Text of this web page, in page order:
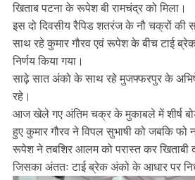
खिताब पटना के रूपेश बी रामचंद्र को मिला।
इस दो दिवसीय रैपिड शतरंज के नौ चक्रों की
साथ रहे कुमार गौरव एवं रूपेश के बीच टाई
निर्णय किया गया।
साढ़े सात अंको के साथ रहे मुजफ्फरपुर के
रहे।
आज खेले गए अंतिम चक्र के मुकाबले में शीर्ष
हुए कुमार गौरव ने विपल सुभाषी को जबकि फो
रूपेश ने तबशिर आलम को परास्त कर खिताबी
जिसका अंततः टाई ब्रेक अंको के आधार पर